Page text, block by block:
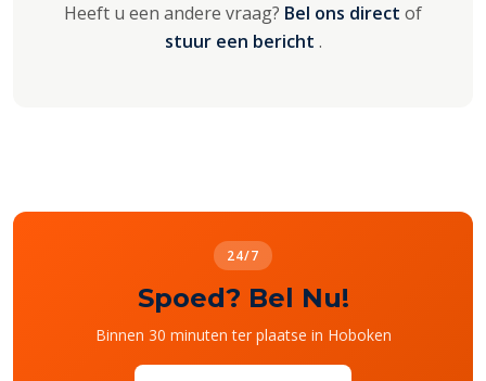
Heeft u een andere vraag? Bel ons direct of
stuur een bericht .
24/7
Spoed? Bel Nu!
Binnen 30 minuten ter plaatse in Hoboken